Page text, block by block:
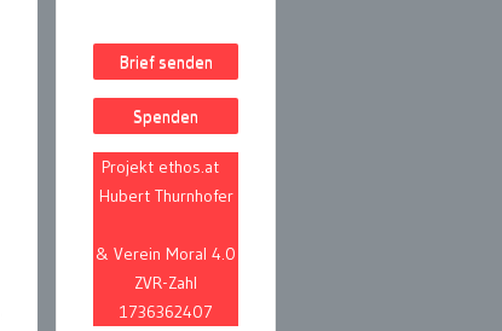
Brief senden
Spenden
Projekt ethos.at
Hubert Thurnhofer
& Verein Moral 4.0
ZVR-Zahl
1736362407